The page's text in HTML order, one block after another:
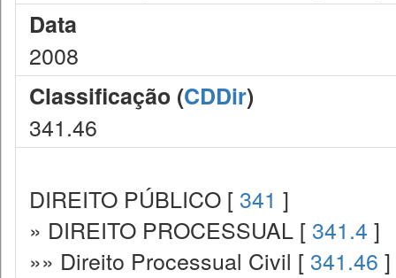
Data
2008
Classificação (CDDir)
341.46
DIREITO PÚBLICO [ 341 ]
» DIREITO PROCESSUAL [ 341.4 ]
»» Direito Processual Civil [ 341.46 ]